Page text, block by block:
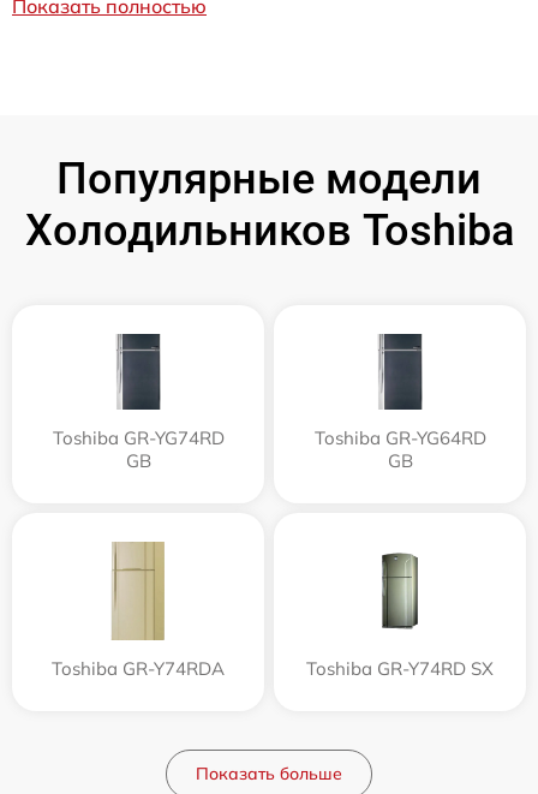
Показать полностью
Популярные модели
Холодильников Toshiba
Toshiba GR-YG74RD
GB
Toshiba GR-YG64RD
GB
Toshiba GR-Y74RDA Toshiba GR-Y74RD SX
Показать больше